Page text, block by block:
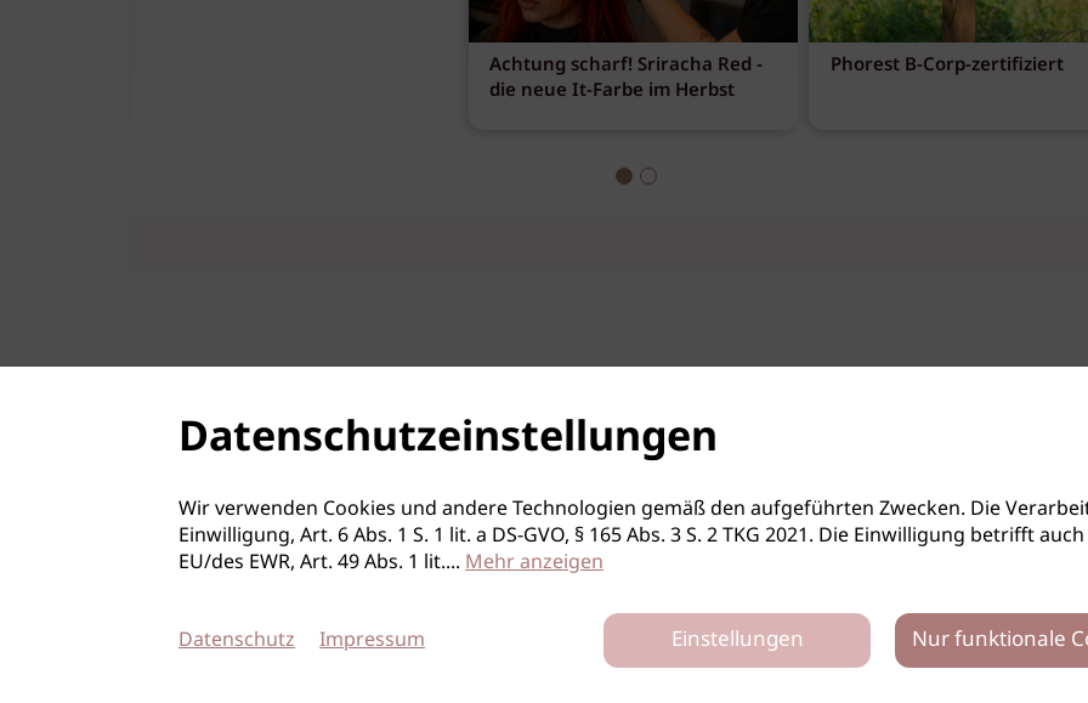
Achtung scharf! Sriracha Red -
die neue It-Farbe im Herbst
Phorest B-Corp-zertifiziert
Datenschutzeinstellungen
Wir verwenden Cookies und andere Technologien gemäß den aufgeführten Zwecken. Die
Einwilligung, Art. 6 Abs. 1 S. 1 lit. a DS-GVO, § 165 Abs. 3 S. 2 TKG 2021. Die Einwilligung betrifft
EU/des EWR, Art. 49 Abs. 1 lit.... Mehr anzeigen
Datenschutz Impressum Einstellungen Nur funktionale